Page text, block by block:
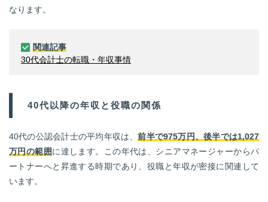
なります。
関連記事
30代会計士の転職・年収事情
40代以降の年収と役職の関係
40代の公認会計士の平均年収は、前半で975万円、後半では1,027
万円の範囲に達します。この年代は、シニアマネージャーからパ
ートナーへと昇進する時期であり、役職と年収が密接に関連して
います。